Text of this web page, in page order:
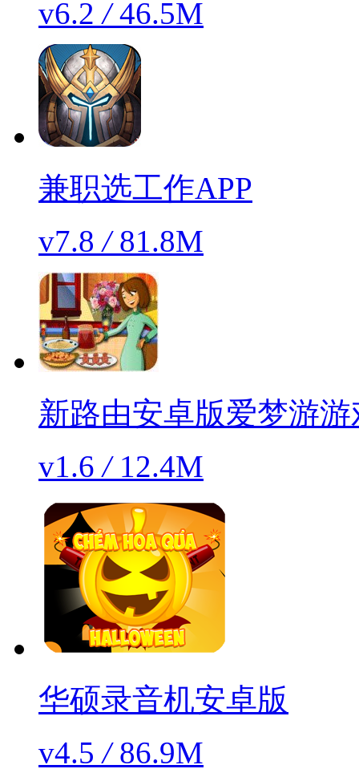
v6.2/46.5M
兼职选工作APP
v7.8/81.8M
新路由安卓版爱梦游游
v1.6/12.4M
华硕录音机安卓版
v4.5/86.9M